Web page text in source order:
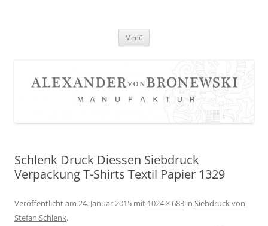
Menü
Schlenk Druck Diessen Siebdruck
Verpackung T-Shirts Textil Papier 1329
Veröffentlicht am 24. Januar 2015 mit 1024 × 683 in Siebdruck von
Stefan Schlenk.